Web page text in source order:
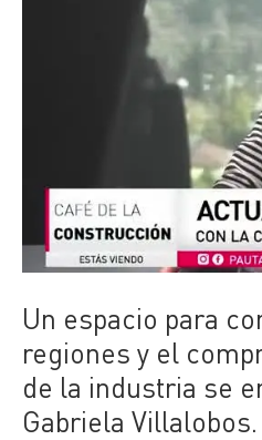
Un espacio para
regiones y el
de la industria se
Gabriela Villalobos